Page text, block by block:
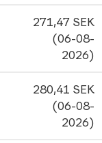
271,47 SEK
(06-08-
2026)
280,41 SEK
(06-08-
2026)